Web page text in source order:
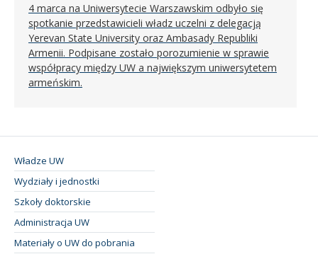
4 marca na Uniwersytecie Warszawskim odbyło się
spotkanie przedstawicieli władz uczelni z delegacją
Yerevan State University oraz Ambasady Republiki
Armenii. Podpisane zostało porozumienie w sprawie
współpracy między UW a największym uniwersytetem
armeńskim.
Władze UW
Wydziały i jednostki
Szkoły doktorskie
Administracja UW
Materiały o UW do pobrania